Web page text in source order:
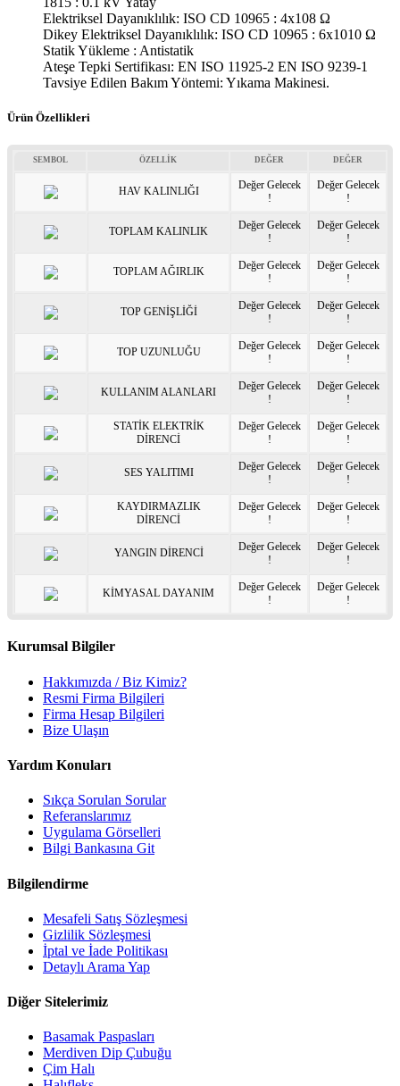
Elektriksel Dayanıklılık: ISO CD 10965 : 4x108 Ω
Dikey Elektriksel Dayanıklılık: ISO CD 10965 : 6x1010 Ω
Statik Yükleme : Antistatik
Ateşe Tepki Sertifikası: EN ISO 11925-2 EN ISO 9239-1
Tavsiye Edilen Bakım Yöntemi: Yıkama Makinesi.
Ürün Özellikleri
SEMBOL ÖZELLİK DEĞER DEĞER
HAV KALINLIĞI
Değer Gelecek
!
Değer Gelecek
!
TOPLAM KALINLIK
Değer Gelecek
!
Değer Gelecek
!
TOPLAM AĞIRLIK
Değer Gelecek
!
Değer Gelecek
!
TOP GENİŞLİĞİ
Değer Gelecek
!
Değer Gelecek
!
TOP UZUNLUĞU
Değer Gelecek
!
Değer Gelecek
!
KULLANIM ALANLARI
Değer Gelecek
!
Değer Gelecek
!
STATİK ELEKTRİK
DİRENCİ
Değer Gelecek
!
Değer Gelecek
!
SES YALITIMI
Değer Gelecek
!
Değer Gelecek
!
KAYDIRMAZLIK
DİRENCİ
Değer Gelecek
!
Değer Gelecek
!
YANGIN DİRENCİ
Değer Gelecek
!
Değer Gelecek
!
KİMYASAL DAYANIM
Değer Gelecek
!
Değer Gelecek
!
Kurumsal Bilgiler
Hakkımızda / Biz Kimiz?
Resmi Firma Bilgileri
Firma Hesap Bilgileri
Bize Ulaşın
Yardım Konuları
Sıkça Sorulan Sorular
Referanslarımız
Uygulama Görselleri
Bilgi Bankasına Git
Bilgilendirme
Mesafeli Satış Sözleşmesi
Gizlilik Sözleşmesi
İptal ve İade Politikası
Detaylı Arama Yap
Diğer Sitelerimiz
Basamak Paspasları
Merdiven Dip Çubuğu
Çim Halı